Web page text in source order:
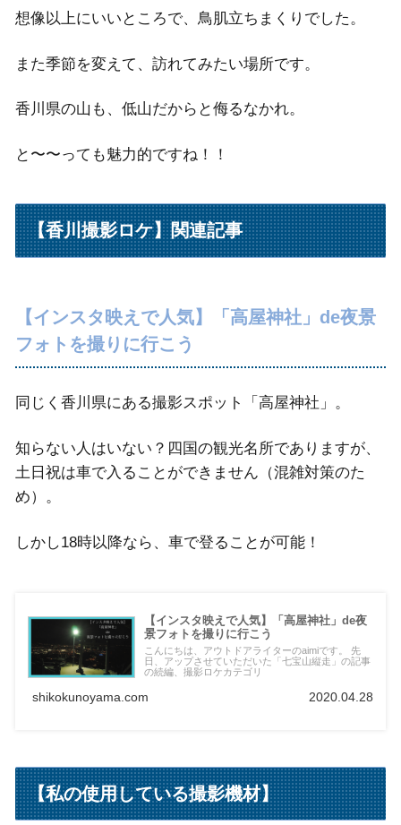
想像以上にいいところで、鳥肌立ちまくりでした。
また季節を変えて、訪れてみたい場所です。
香川県の山も、低山だからと侮るなかれ。
と〜〜っても魅力的ですね！！
【香川撮影ロケ】関連記事
【インスタ映えで人気】「高屋神社」de夜景
フォトを撮りに行こう
同じく香川県にある撮影スポット「高屋神社」。
知らない人はいない？四国の観光名所でありますが、
土日祝は車で入ることができません（混雑対策のた
め）。
しかし18時以降なら、車で登ることが可能！
【インスタ映えで人気】「高屋神社」de夜
景フォトを撮りに行こう
こんにちは、アウトドアライターのaimiです。 先
日、アップさせていただいた「七宝山縦走」の記事
の続編、撮影ロケカテゴリ
shikokunoyama.com 2020.04.28
【私の使用している撮影機材】